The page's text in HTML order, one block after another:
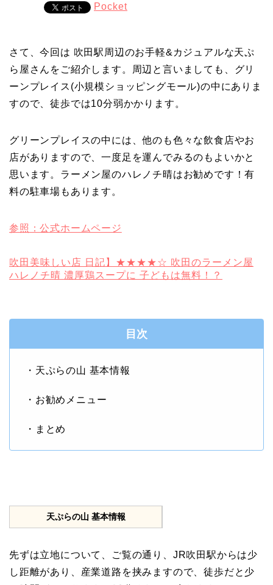
Pocket
さて、今回は 吹田駅周辺のお手軽&カジュアルな天ぷ
ら屋さんをご紹介します。周辺と言いましても、グリ
ーンプレイス(小規模ショッピングモール)の中にありま
すので、徒歩では10分弱かかります。
グリーンプレイスの中には、他のも色々な飲食店やお
店がありますので、一度足を運んでみるのもよいかと
思います。ラーメン屋のハレノチ晴はお勧めです！有
料の駐車場もあります。
参照：公式ホームページ
吹田美味しい店 日記】★★★★☆ 吹田のラーメン屋
ハレノチ晴 濃厚鶏スープに 子どもは無料！？
目次
・天ぷらの山 基本情報
・お勧めメニュー
・まとめ
天ぷらの山 基本情報
先ずは立地について、ご覧の通り、JR吹田駅からは少
し距離があり、産業道路を挟みますので、徒歩だと少